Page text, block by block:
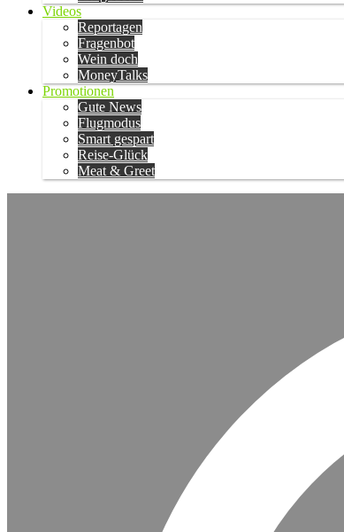
Videos
Reportagen
Fragenbot
Wein doch
MoneyTalks
Promotionen
Gute News
Flugmodus
Smart gespart
Reise-Glück
Meat & Greet